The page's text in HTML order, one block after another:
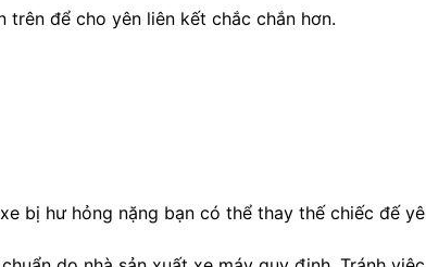
trên để cho yên liên kết chắc chắn hơn.
bị hư hỏng nặng bạn có thể thay thế chiếc đế